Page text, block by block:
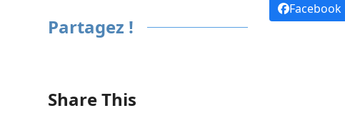
Partagez !
Facebook
Share This